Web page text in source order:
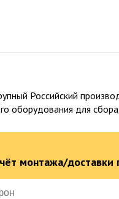
15
15 лет специализация по
Российский
оборудования для
монтажа/доставки